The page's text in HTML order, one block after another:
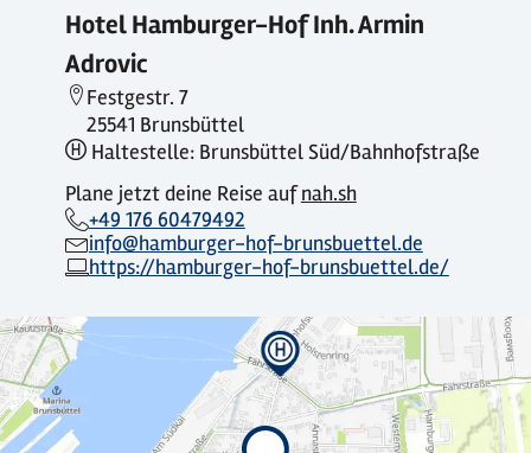
Hotel Hamburger-Hof Inh. Armin
Adrovic
Festgestr. 7
25541 Brunsbüttel
Haltestelle: Brunsbüttel Süd/Bahnhofstraße
Plane jetzt deine Reise aufnah.sh
+49 176 60479492
info@hamburger-hof-brunsbuettel.de
https://hamburger-hof-brunsbuettel.de/